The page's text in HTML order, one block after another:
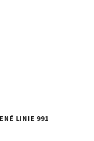
LINIE 991